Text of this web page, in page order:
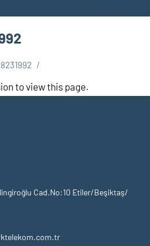
to view this page.
Cad.No:10 Etiler/Beşiktaş/